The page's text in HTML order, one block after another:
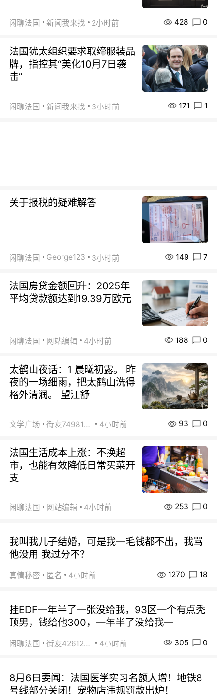
闲聊法国 新闻我来找 2小时前 428 0
法国犹太组织要求取缔服装品
牌，指控其“美化10月7日袭
击”
闲聊法国 新闻我来找 3小时前 171 1
关于报税的疑难解答
闲聊法国 George123 3小时前 149 7
法国房贷金额回升：2025年
平均贷款额达到19.39万欧元
闲聊法国 网站编辑 4小时前 188 0
太鹤山夜话：1 晨曦初露。 昨
夜的一场细雨，把太鹤山洗得
格外清润。 望江舒
文学广场 街友74981146 4小时前 93 0
法国生活成本上涨：不换超
市，也能有效降低日常买菜开
支
闲聊法国 网站编辑 4小时前 253 0
我叫我儿子结婚，可是我一毛钱都不出，我骂
他没用 我过分不？
真情秘密 匿名 4小时前 1270 18
挂EDF一年半了一张没给我，93区一个有点秃
顶男，钱给他300，一年半了没给我一
闲聊法国 街友42612092 4小时前 305 0
8月6日要闻：法国医学实习名额大增！地铁8
号线部分关闭！宠物店违规罚款出炉！